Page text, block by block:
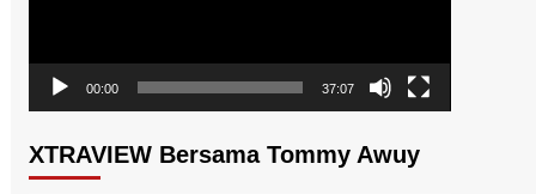
00:00 37:07
XTRAVIEW Bersama Tommy Awuy